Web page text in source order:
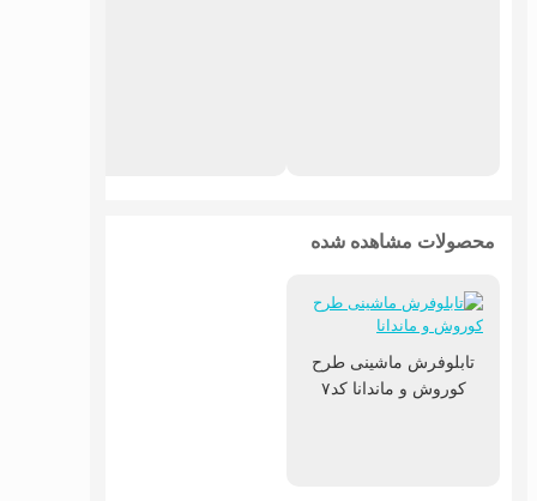
محصولات مشاهده شده
تابلوفرش ماشینی طرح
کوروش و ماندانا کد۷